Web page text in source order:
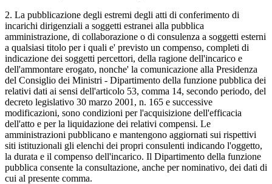
2. La pubblicazione degli estremi degli atti di conferimento di
incarichi dirigenziali a soggetti estranei alla pubblica
amministrazione, di collaborazione o di consulenza a soggetti esterni
a qualsiasi titolo per i quali e' previsto un compenso, completi di
indicazione dei soggetti percettori, della ragione dell'incarico e
dell'ammontare erogato, nonche' la comunicazione alla Presidenza
del Consiglio dei Ministri - Dipartimento della funzione pubblica dei
relativi dati ai sensi dell'articolo 53, comma 14, secondo periodo, del
decreto legislativo 30 marzo 2001, n. 165 e successive
modificazioni, sono condizioni per l'acquisizione dell'efficacia
dell'atto e per la liquidazione dei relativi compensi. Le
amministrazioni pubblicano e mantengono aggiornati sui rispettivi
siti istituzionali gli elenchi dei propri consulenti indicando l'oggetto,
la durata e il compenso dell'incarico. Il Dipartimento della funzione
pubblica consente la consultazione, anche per nominativo, dei dati di
cui al presente comma.